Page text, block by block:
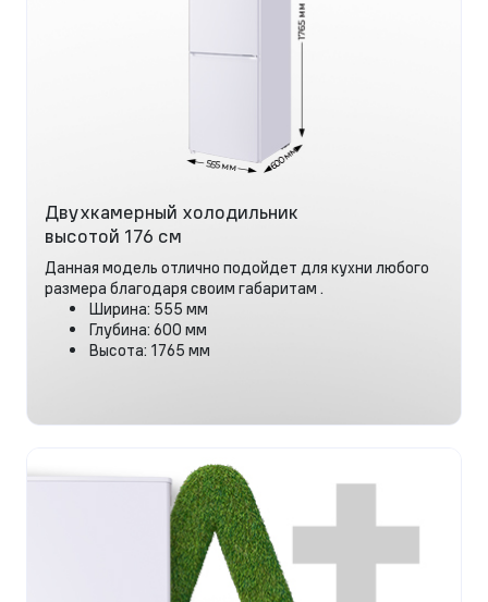
Двухкамерный холодильник
высотой 176 см
Данная модель отлично подойдет для кухни любого
размера благодаря своим габаритам .
Ширина: 555 мм
Глубина: 600 мм
Высота: 1765 мм